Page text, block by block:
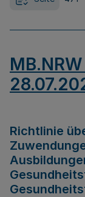
Richtlinie